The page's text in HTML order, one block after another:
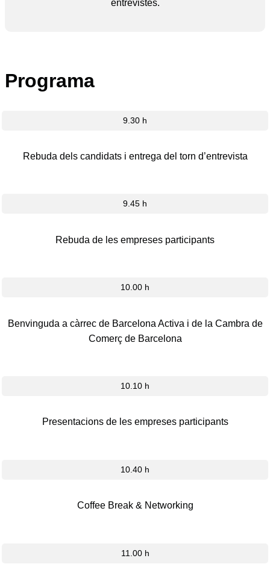
entrevistes.
Programa
9.30 h
Rebuda dels candidats i entrega del torn d’entrevista
9.45 h
Rebuda de les empreses participants
10.00 h
Benvinguda a càrrec de Barcelona Activa i de la Cambra de
Comerç de Barcelona
10.10 h
Presentacions de les empreses participants
10.40 h
Coffee Break & Networking
11.00 h